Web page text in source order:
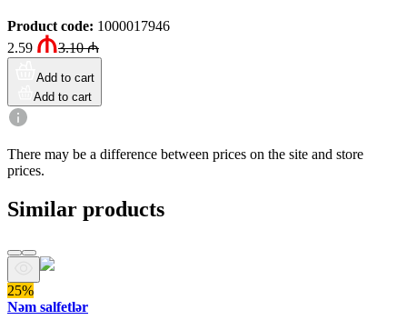
Product code: 1000017946
2.59
3.10₼
Add to cart
Add to cart
There may be a difference between prices on the site and store
prices.
Similar products
25%
Nəm salfetlər